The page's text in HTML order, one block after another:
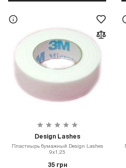
Design Lashes
Пластиырь бумажный Design Lashes
9х1,25
35 грн